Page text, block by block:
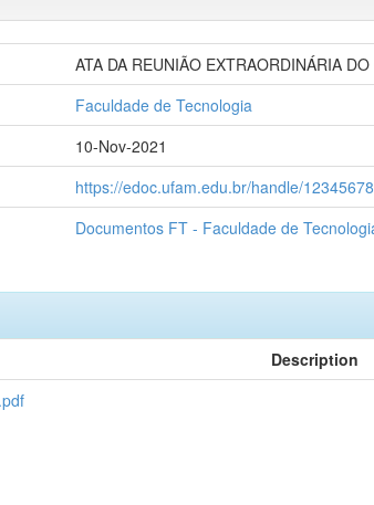
ATA DA REUNIÃO EXTRAORDINÁRIA
Faculdade de Tecnologia
10-Nov-2021
https://edoc.ufam.edu.br/handle/
Documentos FT - Faculdade de
Description